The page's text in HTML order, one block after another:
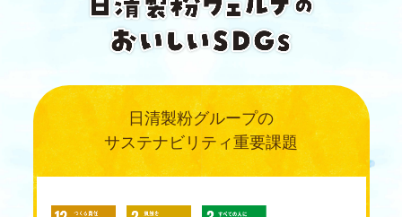
日清製粉グループの
サステナビリティ重要課題